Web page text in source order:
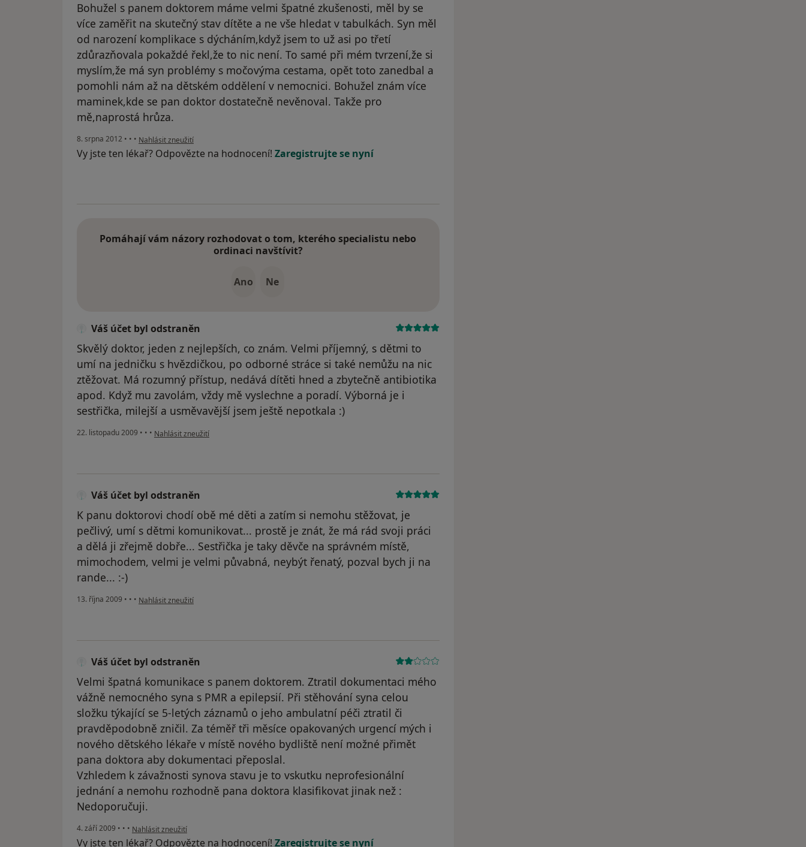
Bohužel s panem doktorem máme velmi špatné zkušenosti, měl by se
více zaměřit na skutečný stav dítěte a ne vše hledat v tabulkách. Syn měl
od narození komplikace s dýcháním,když jsem to už asi po třetí
zdůrazňovala pokaždé řekl,že to nic není. To samé při mém tvrzení,že si
myslím,že má syn problémy s močovýma cestama, opět toto zanedbal a
pomohli nám až na dětském oddělení v nemocnici. Bohužel znám více
maminek,kde se pan doktor dostatečně nevěnoval. Takže pro
mě,naprostá hrůza.
8. srpna 2012 • • • podle názoru uživatele Váš účet byl odstraněn
Nahlásit zneužití
Vy jste ten lékař? Odpovězte na hodnocení! Zaregistrujte se nyní
Pomáhají vám názory rozhodovat o tom, kterého specialistu nebo
ordinaci navštívit?
Ano Ne
Váš účet byl odstraněn
Skvělý doktor, jeden z nejlepších, co znám. Velmi příjemný, s dětmi to
umí na jedničku s hvězdičkou, po odborné stráce si také nemůžu na nic
ztěžovat. Má rozumný přístup, nedává dítěti hned a zbytečně antibiotika
apod. Když mu zavolám, vždy mě vyslechne a poradí. Výborná je i
sestřička, milejší a usměvavější jsem ještě nepotkala :)
22. listopadu 2009 • • • podle názoru uživatele Váš účet byl odstraněn
Nahlásit zneužití
Váš účet byl odstraněn
K panu doktorovi chodí obě mé děti a zatím si nemohu stěžovat, je
pečlivý, umí s dětmi komunikovat... prostě je znát, že má rád svoji práci
a dělá ji zřejmě dobře... Sestřička je taky děvče na správném místě,
mimochodem, velmi je velmi půvabná, neybýt řenatý, pozval bych ji na
rande... :-)
13. října 2009 • • • podle názoru uživatele Váš účet byl odstraněn
Nahlásit zneužití
Váš účet byl odstraněn
Velmi špatná komunikace s panem doktorem. Ztratil dokumentaci mého
vážně nemocného syna s PMR a epilepsií. Při stěhování syna celou
složku týkající se 5-letých záznamů o jeho ambulatní péči ztratil či
pravděpodobně zničil. Za téměř tři měsíce opakovaných urgencí mých i
nového dětského lékaře v místě nového bydliště není možné přimět
pana doktora aby dokumentaci přeposlal.
Vzhledem k závažnosti synova stavu je to vskutku neprofesionální
jednání a nemohu rozhodně pana doktora klasifikovat jinak než :
Nedoporučuji.
4. září 2009 • • • podle názoru uživatele Váš účet byl odstraněn
Nahlásit zneužití
Vy jste ten lékař? Odpovězte na hodnocení! Zaregistrujte se nyní